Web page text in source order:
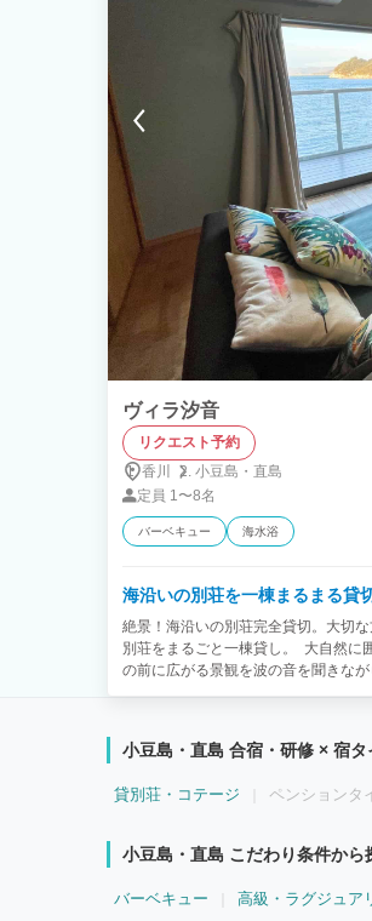
ヴィラ汐音
リクエスト予約
香川
小豆島・ 直島
定員 1〜8名
バーベキュー 海水浴
海沿いの別荘を一棟まるまる貸切
絶景！海沿いの別荘完全貸切。大切
別荘をまるごと一棟貸し。 大自然に
の前に広がる景観を波の音を聞きな
な声でも少々騒いでも全く問題あり
ダブルベッドのリビングルーム、ダ
人8名様用のテーブルとソファ 【テラス】誰にも干渉されないプライベート空間が人気です。 周囲
には民家もなく、静寂に包まれた穏やかな環境です。 【寝室】クイ
ングルベッド。 お布団も3組ご用意
リル、パラソル、テーブル、椅子など無料貸出 【リビング】 波の音に包まれて
小豆島・直島 合宿・研修 × 宿
貸別荘・コテージ ペンションタ
小豆島・直島 こだわり条件から
バーベキュー 高級・ラグジュア